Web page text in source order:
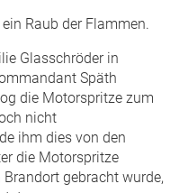
Raub der Flammen.
Glasschröder in
Späth
Motorspritze zum
nicht
dies von den
die Motorspritze
gebracht wurde,